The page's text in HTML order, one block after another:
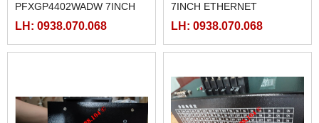
PFXGP4402WADW 7INCH
LH: 0938.070.068
7INCH ETHERNET
LH: 0938.070.068